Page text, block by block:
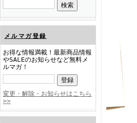
FINEBOYS2024年11月号
メルマガ登録
お得な情報満載！最新商品情報
やSALEのお知らせなど無料メ
ルマガ！
変更・解除・お知らせはこちら
>>